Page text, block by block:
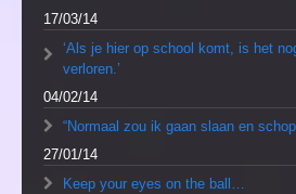
17/03/14
‘Als je hier op school komt, is het
verloren.’
04/02/14
“Normaal zou ik gaan slaan en
27/01/14
Keep your eyes on the ball…